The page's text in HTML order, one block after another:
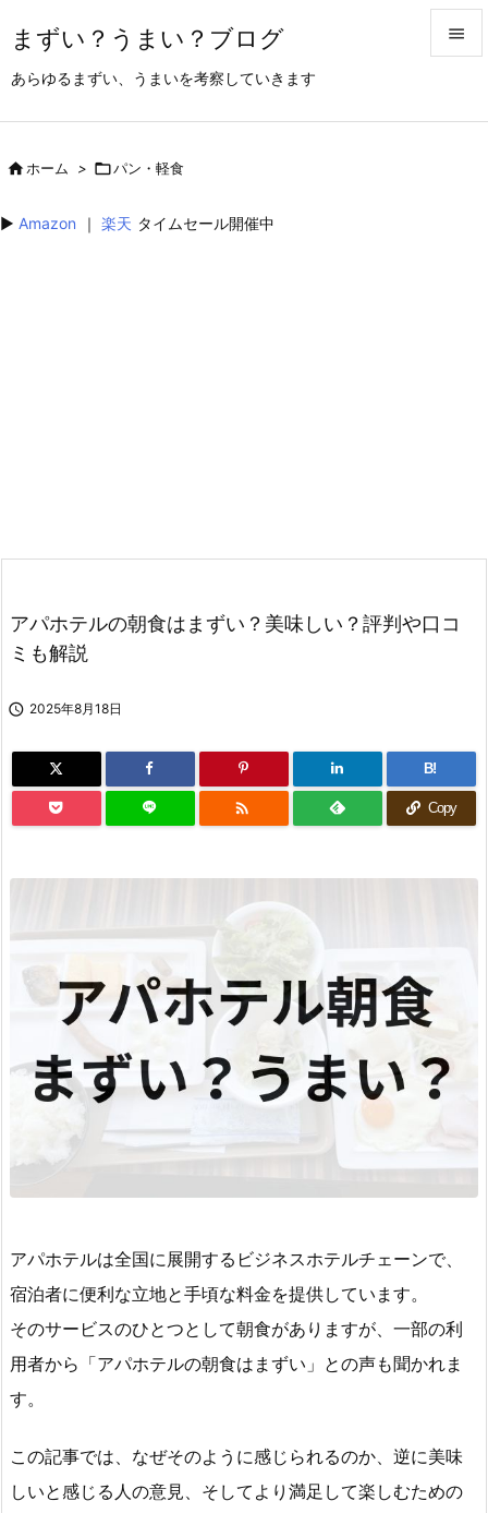
まずい？うまい？ブログ
あらゆるまずい、うまいを考察していきます

ホーム > パン・軽食
▶︎ Amazon ｜ 楽天 タイムセール開催中
アパホテルの朝食はまずい？美味しい？評判や口コ
ミも解説
 2025年8月18日
B!
 Copy
アパホテルは全国に展開するビジネスホテルチェーンで、
宿泊者に便利な立地と手頃な料金を提供しています。
そのサービスのひとつとして朝食がありますが、一部の利
用者から「アパホテルの朝食はまずい」との声も聞かれま
す。
この記事では、なぜそのように感じられるのか、逆に美味
しいと感じる人の意見、そしてより満足して楽しむための